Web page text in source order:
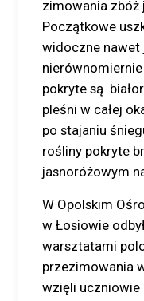
zimowania zbóż
Początkowe
widoczne nawet
pokryte są
pleśni w całej
po stajaniu
rośliny pokryte
jasnoróżowym
W Opolskim
w Łosiowie
warsztatami
przezimowania
wzięli uczniowie